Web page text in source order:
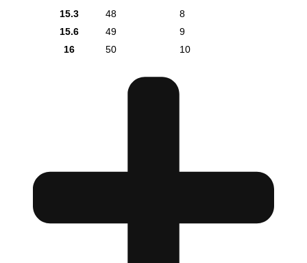
15.3
48
8
15.6
49
9
16
50 10